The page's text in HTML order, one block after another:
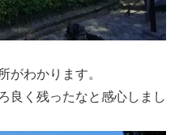
がわかります。
良く残ったなと感心しまし